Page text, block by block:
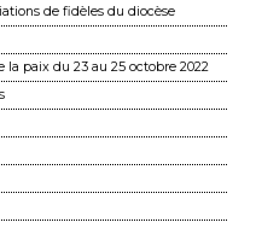
de fidèles du diocèse
paix du 23 au 25 octobre 2022